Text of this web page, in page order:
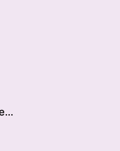
Trazadosprint.com Imprenta